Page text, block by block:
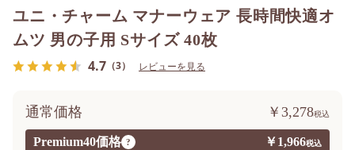
ユニ・チャーム マナーウェア 長時間快適オ
ムツ 男の子用 Sサイズ 40枚
4.7 （3） レビューを見る
Premium40価格 ? ￥1,966
通常価格 ￥3,278